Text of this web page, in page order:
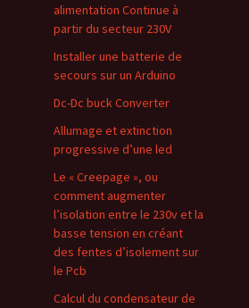
alimentation Continue à
partir du secteur 230V
Installer une batterie de
secours sur un Arduino
Dc-Dc buck Converter
Allumage et extinction
progressive d’une led
Le « Creepage », ou
comment augmenter
l’isolation entre le 230v et la
basse tension en créant
des fentes d’isolement sur
le Pcb
Calcul du condensateur de